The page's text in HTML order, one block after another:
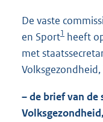
De vaste
en Sport1 heeft
met
– de brief van de